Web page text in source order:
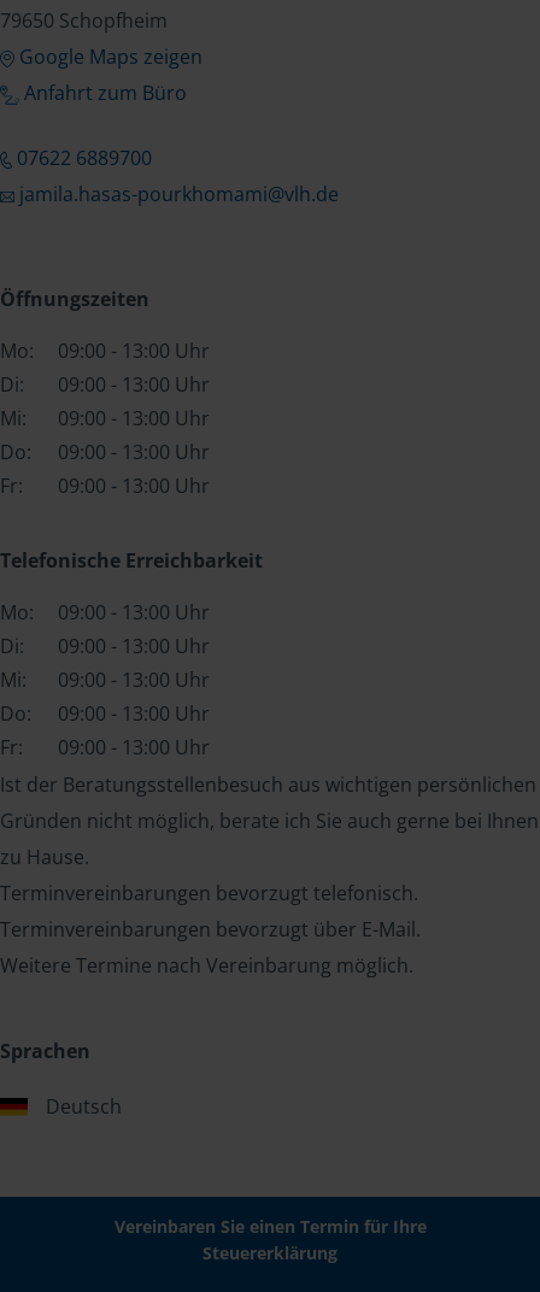
79650 Schopfheim
Google Maps zeigen
Anfahrt zum Büro
07622 6889700
jamila.hasas-pourkhomami@vlh.de
Öffnungszeiten
Mo:
09:00 - 13:00 Uhr
Di:
09:00 - 13:00 Uhr
Mi:
09:00 - 13:00 Uhr
Do:
09:00 - 13:00 Uhr
Fr:
09:00 - 13:00 Uhr
Telefonische Erreichbarkeit
Mo:
09:00 - 13:00 Uhr
Di:
09:00 - 13:00 Uhr
Mi:
09:00 - 13:00 Uhr
Do:
09:00 - 13:00 Uhr
Fr:
09:00 - 13:00 Uhr
Ist der Beratungsstellenbesuch aus wichtigen persönlichen
Gründen nicht möglich, berate ich Sie auch gerne bei Ihnen
zu Hause.
Terminvereinbarungen bevorzugt telefonisch.
Terminvereinbarungen bevorzugt über E-Mail.
Weitere Termine nach Vereinbarung möglich.
Sprachen
Deutsch
Vereinbaren Sie einen Termin für Ihre
Steuererklärung